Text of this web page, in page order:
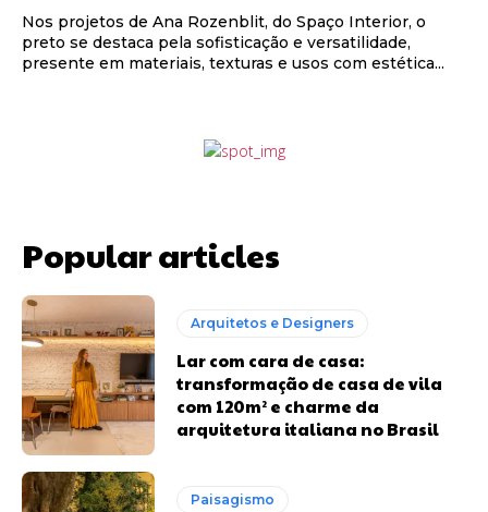
Nos projetos de Ana Rozenblit, do Spaço Interior, o
preto se destaca pela sofisticação e versatilidade,
presente em materiais, texturas e usos com estética...
Popular articles
Arquitetos e Designers
Lar com cara de casa:
transformação de casa de vila
com 120m² e charme da
arquitetura italiana no Brasil
Paisagismo